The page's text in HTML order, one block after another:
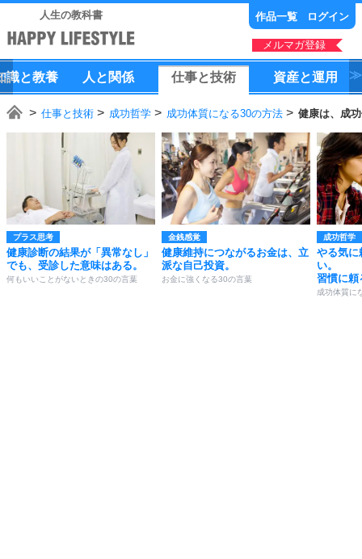
人生の教科書 作品一覧 ログイン
メルマガ登録
識と教養 人 と 関係 仕事と技術 資産と運用
仕事と技術 成功哲学 成功体質になる30の方法 健康は、成
プラス思考
健康診断の結果が「異常なし」
でも、受診した意味はある。
何もいいことがないときの30の言葉
金銭感覚
健康維持につながるお金は、立
派な自己投資。
お金に強くなる30の言葉
成功哲学
やる気に
い。
習慣に頼
成功体質に